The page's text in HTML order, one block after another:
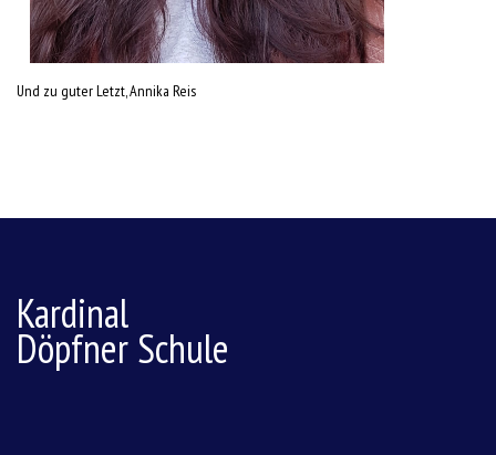
Und zu guter Letzt, Annika Reis
Kardinal
Döpfner Schule